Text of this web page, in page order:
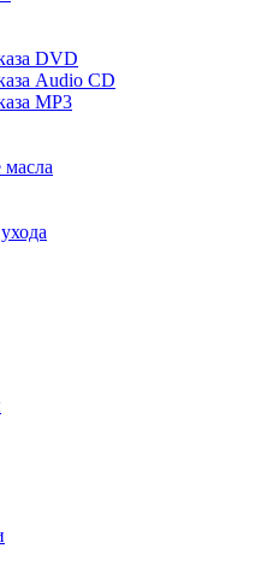
DVD
Audio CD
MP3
масла